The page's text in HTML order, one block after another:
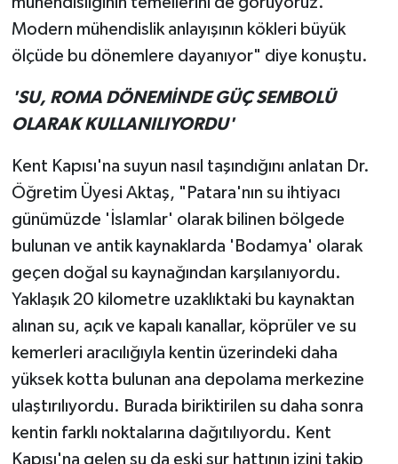
Modern mühendislik anlayışının kökleri büyük
ölçüde bu dönemlere dayanıyor" diye konuştu.
'SU, ROMA DÖNEMİNDE GÜÇ SEMBOLÜ
OLARAK KULLANILIYORDU'
Kent Kapısı'na suyun nasıl taşındığını anlatan Dr.
Öğretim Üyesi Aktaş, "Patara'nın su ihtiyacı
günümüzde 'İslamlar' olarak bilinen bölgede
bulunan ve antik kaynaklarda 'Bodamya' olarak
geçen doğal su kaynağından karşılanıyordu.
Yaklaşık 20 kilometre uzaklıktaki bu kaynaktan
alınan su, açık ve kapalı kanallar, köprüler ve su
kemerleri aracılığıyla kentin üzerindeki daha
yüksek kotta bulunan ana depolama merkezine
ulaştırılıyordu. Burada biriktirilen su daha sonra
kentin farklı noktalarına dağıtılıyordu. Kent
Kapısı'na gelen su da eski sur hattının izini takip